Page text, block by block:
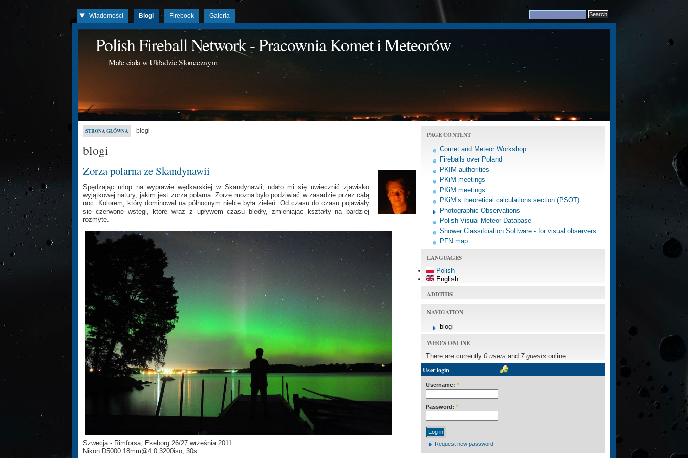
Wiadomości Blogi Firebook Galeria
Polish Fireball Network - Pracownia Komet i Meteorów
Małe ciała w Układzie Słonecznym
STRONA GŁÓWNA blogi
blogi
Zorza polarna ze Skandynawii
Spędzając urlop na wyprawie wędkarskiej w Skandynawii, udało mi się uwiecznić zjawisko
wyjątkowej natury, jakim jest zorza polarna. Zorze można było podziwiać w zasadzie przez całą
noc. Kolorem, który dominował na północnym niebie była zieleń. Od czasu do czasu pojawiały
się czerwone wstęgi, które wraz z upływem czasu bledły, zmieniając kształty na bardziej
rozmyte.
Szwecja - Rimforsa, Ekeborg 26/27 września 2011
Nikon D5000 18mm@4.0 3200iso, 30s
PAGE CONTENT
Comet and Meteor Workshop
Fireballs over Poland
PKIM authorities
PKiM meetings
PKiM meetings
PKiM’s theoretical calculations section (PSOT)
Photographic Observations
Polish Visual Meteor Database
Shower Classifciation Software - for visual observers
PFN map
LANGUAGES
Polish
English
ADDTHIS
NAVIGATION
blogi
WHO'S ONLINE
There are currently 0 users and 7 guests online.
User login
Username: *
Password: *
Request new password